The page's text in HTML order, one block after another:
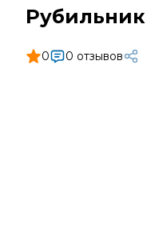
Рубильник
0 0 отзывов